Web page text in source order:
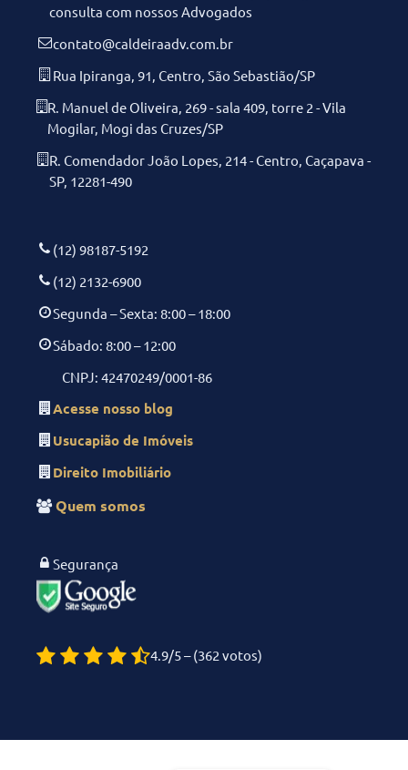
consulta com nossos Advogados
contato@caldeiraadv.com.br
Rua Ipiranga, 91, Centro, São Sebastião/SP
R. Manuel de Oliveira, 269 - sala 409, torre 2 - Vila
Mogilar, Mogi das Cruzes/SP
R. Comendador João Lopes, 214 - Centro, Caçapava -
SP, 12281-490
(12) 98187-5192
(12) 2132-6900
Segunda – Sexta: 8:00 – 18:00
Sábado: 8:00 – 12:00
CNPJ: 42470249/0001-86
Acesse nosso blog
Usucapião de Imóveis
Direito Imobiliário
Quem somos
Segurança
4.9/5 – (362 votos)